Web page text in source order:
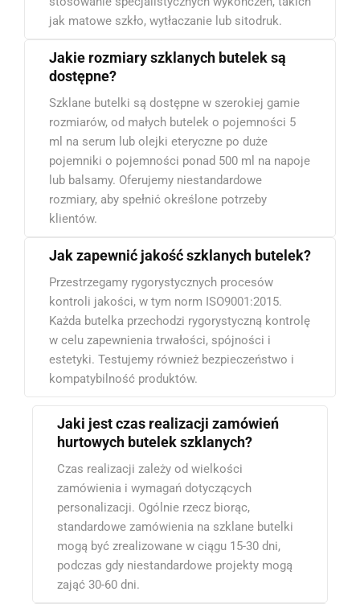
jak matowe szkło, wytłaczanie lub sitodruk.
Jakie rozmiary szklanych butelek są
dostępne?
Szklane butelki są dostępne w szerokiej gamie
rozmiarów, od małych butelek o pojemności 5
ml na serum lub olejki eteryczne po duże
pojemniki o pojemności ponad 500 ml na napoje
lub balsamy. Oferujemy niestandardowe
rozmiary, aby spełnić określone potrzeby
klientów.
Jak zapewnić jakość szklanych butelek?
Przestrzegamy rygorystycznych procesów
kontroli jakości, w tym norm ISO9001:2015.
Każda butelka przechodzi rygorystyczną kontrolę
w celu zapewnienia trwałości, spójności i
estetyki. Testujemy również bezpieczeństwo i
kompatybilność produktów.
Jaki jest czas realizacji zamówień
hurtowych butelek szklanych?
Czas realizacji zależy od wielkości
zamówienia i wymagań dotyczących
personalizacji. Ogólnie rzecz biorąc,
standardowe zamówienia na szklane butelki
mogą być zrealizowane w ciągu 15-30 dni,
podczas gdy niestandardowe projekty mogą
zająć 30-60 dni.